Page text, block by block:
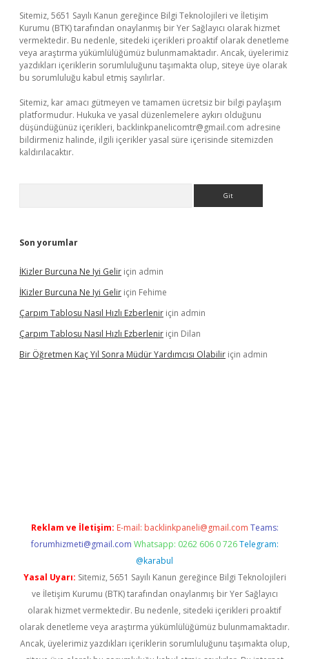
Sitemiz, 5651 Sayılı Kanun gereğince Bilgi Teknolojileri ve İletişim
Kurumu (BTK) tarafından onaylanmış bir Yer Sağlayıcı olarak hizmet
vermektedir. Bu nedenle, sitedeki içerikleri proaktif olarak denetleme
veya araştırma yükümlülüğümüz bulunmamaktadır. Ancak, üyelerimiz
yazdıkları içeriklerin sorumluluğunu taşımakta olup, siteye üye olarak
bu sorumluluğu kabul etmiş sayılırlar.
Sitemiz, kar amacı gütmeyen ve tamamen ücretsiz bir bilgi paylaşım
platformudur. Hukuka ve yasal düzenlemelere aykırı olduğunu
düşündüğünüz içerikleri, backlinkpanelicomtr@gmail.com adresine
bildirmeniz halinde, ilgili içerikler yasal süre içerisinde sitemizden
kaldırılacaktır.
Son yorumlar
İKizler Burcuna Ne Iyi Gelir için admin
İKizler Burcuna Ne Iyi Gelir için Fehime
Çarpım Tablosu Nasıl Hızlı Ezberlenir için admin
Çarpım Tablosu Nasıl Hızlı Ezberlenir için Dilan
Bir Öğretmen Kaç Yıl Sonra Müdür Yardımcısı Olabilir için admin
Reklam ve İletişim: E-mail: backlinkpaneli@gmail.com Teams:
forumhizmeti@gmail.com Whatsapp: 0262 606 0 726 Telegram:
@karabul
Yasal Uyarı: Sitemiz, 5651 Sayılı Kanun gereğince Bilgi Teknolojileri
ve İletişim Kurumu (BTK) tarafından onaylanmış bir Yer Sağlayıcı
olarak hizmet vermektedir. Bu nedenle, sitedeki içerikleri proaktif
olarak denetleme veya araştırma yükümlülüğümüz bulunmamaktadır.
Ancak, üyelerimiz yazdıkları içeriklerin sorumluluğunu taşımakta olup,